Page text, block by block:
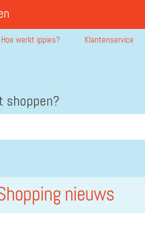
Hoe werkt ippies? Klantenservice
shoppen?
nieuws